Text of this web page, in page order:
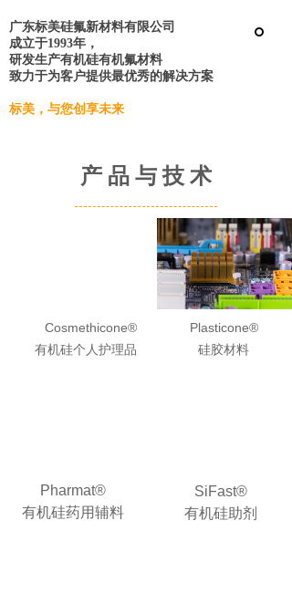
广东标美硅氟新材料有限公司
成立于1993年，
研发生产有机硅有机氟材料
致力于为客户提供最优秀的解决方案
标美，与您创享未来
产 品 与 技 术
Cosmethicone®
有机硅个人护理品
Plasticone®
硅胶材料
Pharmat®
有机硅药用辅料
SiFast®
有机硅助剂